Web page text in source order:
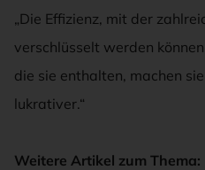
„Die Effizienz, mit der
verschlüsselt werden
die sie enthalten, machen
lukrativer.“
Weitere Artikel zum Thema: